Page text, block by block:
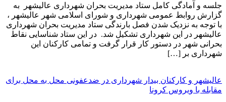
جلسه و آمادگی کامل ستاد مدیریت بحران شهرداری عالیشهر به
گزارش روابط عمومی شهرداری و شورای اسلامی شهر عالیشهر ،
با توجه به نزدیک شدن فصل بارندگی ستاد مدیریت بحران شهرداری
عالیشهر در این شهرداری تشکیل شد. در این ستاد شناسایی نقاط
بحرانی شهر در دستور کار قرار گرفت و تمامی کارکنان این
شهرداری بر […]
عالیشهر و کارکنان بیدار شهرداری در ضدعفونی محل به محل برای
مقابله با ویروس کرونا